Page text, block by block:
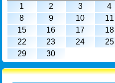
1
2 3 4
8
9 10 11
15
16 17 18
22
23 24 25
29
30